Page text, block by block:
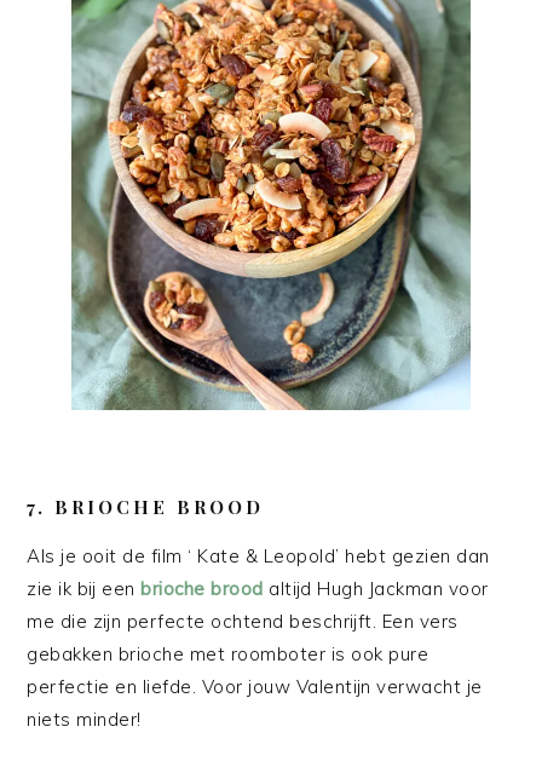
7. BRIOCHE BROOD
Als je ooit de film ‘ Kate & Leopold’ hebt gezien dan
zie ik bij een brioche brood altijd Hugh Jackman voor
me die zijn perfecte ochtend beschrijft. Een vers
gebakken brioche met roomboter is ook pure
perfectie en liefde. Voor jouw Valentijn verwacht je
niets minder!